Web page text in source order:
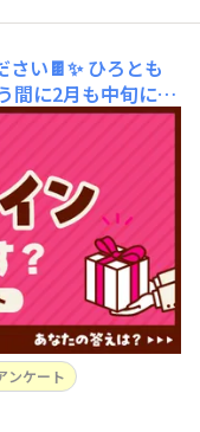
さい🍫✨ ひろとも
間に2月も中旬にな
と、街がバレンタ
少しワクワクした
香りに誘われて、
探してしまいたく
ンケート